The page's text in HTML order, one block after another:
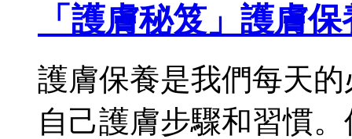
「護膚秘笈」護膚
護膚保養是我們每天
自己護膚步驟和習慣